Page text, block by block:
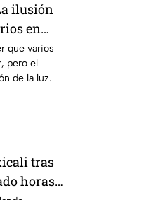
ilusión
en
que varios
pero el
de la luz.
tras
horas